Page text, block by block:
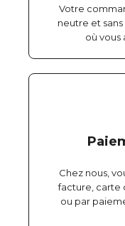
Votre
neutre et sans
où vous
Chez nous,
facture, carte
ou par